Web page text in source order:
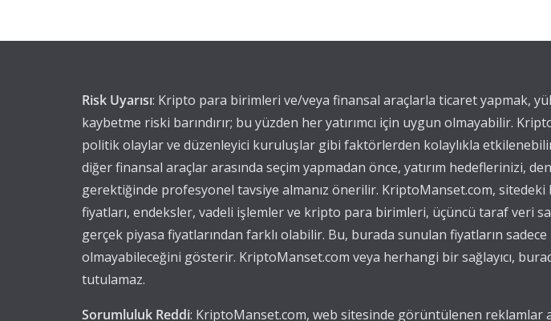
Risk Uyarısı: Kripto para birimleri ve/veya finansal araçlarla ticaret yapmak,
kaybetme riski barındırır; bu yüzden her yatırımcı için uygun olmayabilir.
politik olaylar ve düzenleyici kuruluşlar gibi faktörlerden kolaylıkla
diğer finansal araçlar arasında seçim yapmadan önce, yatırım hedeflerinizi,
gerektiğinde profesyonel tavsiye almanız önerilir. KriptoManset.com,
fiyatları, endeksler, vadeli işlemler ve kripto para birimleri, üçüncü taraf veri
gerçek piyasa fiyatlarından farklı olabilir. Bu, burada sunulan fiyatların
olmayabileceğini gösterir. KriptoManset.com veya herhangi bir sağlayıcı,
tutulamaz.
Sorumluluk Reddi: KriptoManset.com, web sitesinde görüntülenen reklamlar